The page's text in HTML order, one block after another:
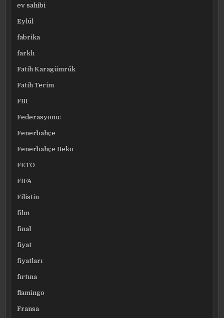
ev sahibi
Eylül
fabrika
farklı
Fatih Karagümrük
Fatih Terim
FBI
Federasyonu:
Fenerbahçe
Fenerbahçe Beko
FETÖ
FIFA
Filistin
film
final
fiyat
fiyatları
fırtına
flamingo
Fransa